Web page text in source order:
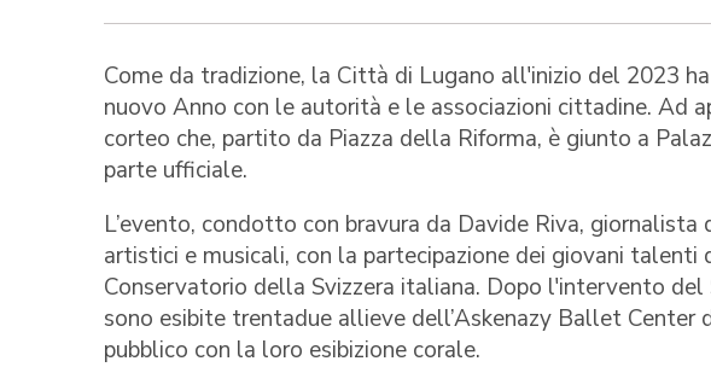
Come da tradizione, la Città di Lugano all'inizio del 2023
nuovo Anno con le autorità e le associazioni cittadine. Ad
corteo che, partito da Piazza della Riforma, è giunto a
parte ufficiale.
L’evento, condotto con bravura da Davide Riva,
artistici e musicali, con la partecipazione dei giovani
Conservatorio della Svizzera italiana. Dopo l'intervento
sono esibite trentadue allieve dell’Askenazy Ballet Center
pubblico con la loro esibizione corale.